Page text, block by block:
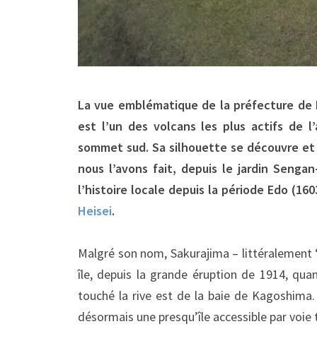
La vue emblématique de la préfecture de
est l’un des volcans les plus actifs de
sommet sud. Sa silhouette se découvre
nous l’avons fait, depuis le jardin
l’histoire locale depuis la période Edo
Heisei.
Malgré son nom, Sakurajima – littéralement
île, depuis la grande éruption de 1914,
touché la rive est de la baie de
désormais une presqu’île accessible par